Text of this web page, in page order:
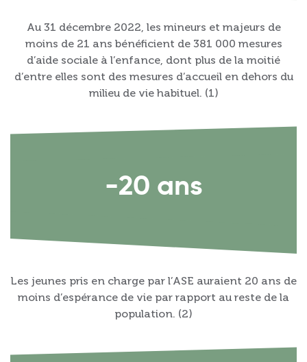
Au 31 décembre 2022, les mineurs et majeurs de
moins de 21 ans bénéficient de 381 000 mesures
d’aide sociale à l’enfance, dont plus de la moitié
d’entre elles sont des mesures d’accueil en dehors du
milieu de vie habituel. (1)
-20 ans
Les jeunes pris en charge par l’ASE auraient 20 ans de
moins d’espérance de vie par rapport au reste de la
population. (2)